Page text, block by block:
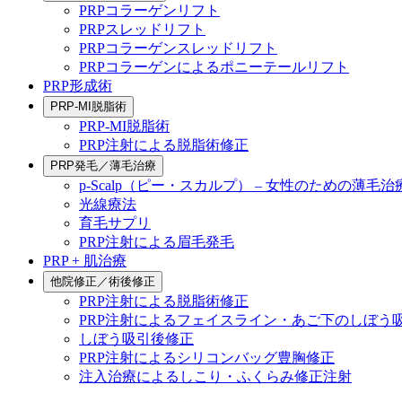
PRPコラーゲンリフト
PRPスレッドリフト
PRPコラーゲンスレッドリフト
PRPコラーゲンによるポニーテールリフト
PRP形成術
PRP-MI脱脂術
PRP-MI脱脂術
PRP注射による脱脂術修正
PRP発毛／薄毛治療
p-Scalp（ピー・スカルプ） – 女性のための薄毛治
光線療法
育毛サプリ
PRP注射による眉毛発毛
PRP + 肌治療
他院修正／術後修正
PRP注射による脱脂術修正
PRP注射によるフェイスライン・あご下のしぼう
しぼう吸引後修正
PRP注射によるシリコンバッグ豊胸修正
注入治療によるしこり・ふくらみ修正注射